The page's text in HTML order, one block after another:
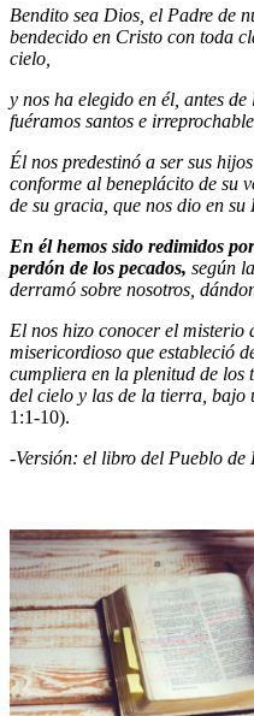
Bendito sea Dios, el Padre de
bendecido en Cristo con toda
cielo,
y nos ha elegido en él, antes
fuéramos santos e
Él nos predestinó a ser sus
conforme al beneplácito de su
de su gracia, que nos dio en
En él hemos sido redimidos
perdón de los pecados, según
derramó sobre nosotros,
El nos hizo conocer el misterio
misericordioso que estableció
cumpliera en la plenitud de los
del cielo y las de la tierra, bajo
1:1-10).
-Versión: el libro del Pueblo de